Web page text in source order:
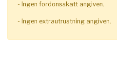
- Ingen fordonsskatt angiven.
- Ingen extrautrustning angiven.